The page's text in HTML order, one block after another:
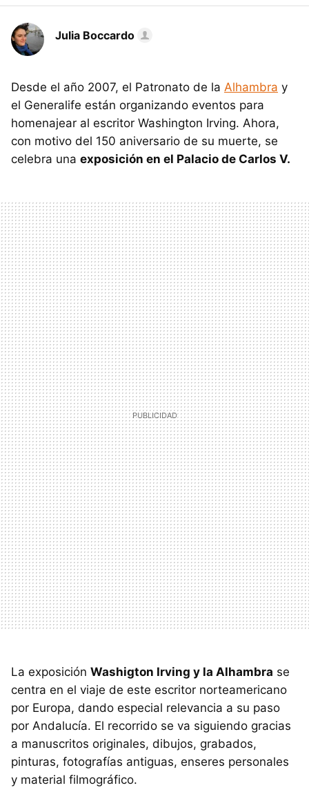
Julia Boccardo
Desde el año 2007, el Patronato de la Alhambra y
el Generalife están organizando eventos para
homenajear al escritor Washington Irving. Ahora,
con motivo del 150 aniversario de su muerte, se
celebra una exposición en el Palacio de Carlos V.
La exposición Washigton Irving y la Alhambra se
centra en el viaje de este escritor norteamericano
por Europa, dando especial relevancia a su paso
por Andalucía. El recorrido se va siguiendo gracias
a manuscritos originales, dibujos, grabados,
pinturas, fotografías antiguas, enseres personales
y material filmográfico.